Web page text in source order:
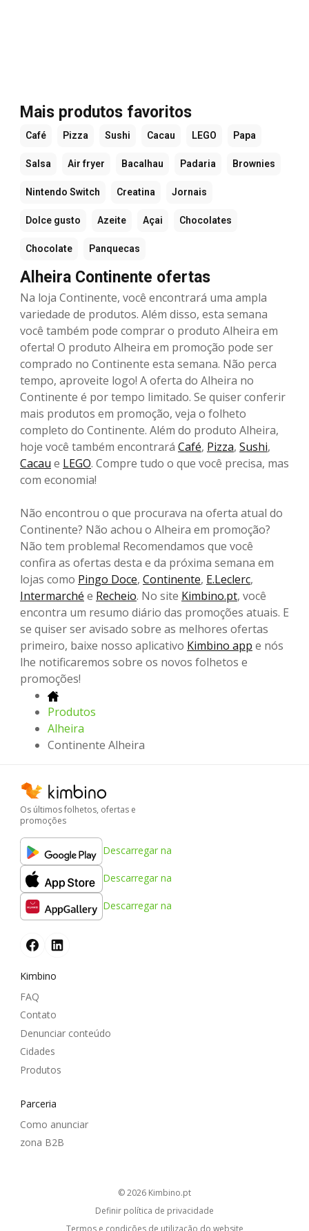
Mais produtos favoritos
Café Pizza Sushi Cacau LEGO Papa
Salsa Air fryer Bacalhau Padaria Brownies
Nintendo Switch Creatina Jornais
Dolce gusto Azeite Açai Chocolates
Chocolate Panquecas
Alheira Continente ofertas
Na loja Continente, você encontrará uma ampla
variedade de produtos. Além disso, esta semana
você também pode comprar o produto Alheira em
oferta! O produto Alheira em promoção pode ser
comprado no Continente esta semana. Não perca
tempo, aproveite logo! A oferta do Alheira no
Continente é por tempo limitado. Se quiser conferir
mais produtos em promoção, veja o folheto
completo do Continente. Além do produto Alheira,
hoje você também encontrará Café, Pizza, Sushi,
Cacau e LEGO. Compre tudo o que você precisa, mas
com economia!
Não encontrou o que procurava na oferta atual do
Continente? Não achou o Alheira em promoção?
Não tem problema! Recomendamos que você
confira as ofertas desta e da próxima semana em
lojas como Pingo Doce, Continente, E.Leclerc,
Intermarché e Recheio. No site Kimbino.pt, você
encontra um resumo diário das promoções atuais. E
se quiser ser avisado sobre as melhores ofertas
primeiro, baixe nosso aplicativo Kimbino app e nós
lhe notificaremos sobre os novos folhetos e
promoções!
Produtos
Alheira
Continente Alheira
Os últimos folhetos, ofertas e
promoções
Descarregar na
Descarregar na
Descarregar na
Kimbino
FAQ
Contato
Denunciar conteúdo
Cidades
Produtos
Parceria
Como anunciar
zona B2B
© 2026
kimbino.pt
Definir política de privacidade
Termos e condições de utilização do website